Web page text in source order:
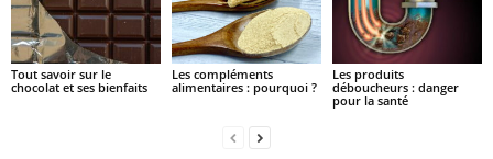
Tout savoir sur le
chocolat et ses bienfaits
Les compléments
alimentaires : pourquoi ?
Les produits
déboucheurs : danger
pour la santé